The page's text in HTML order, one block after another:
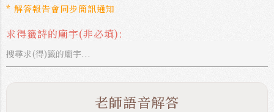
* 解答報告會同步簡訊通知
求得籤詩的廟宇(非必填):
老師語音解答